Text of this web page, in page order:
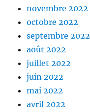
novembre 2022
octobre 2022
septembre 2022
août 2022
juillet 2022
juin 2022
mai 2022
avril 2022